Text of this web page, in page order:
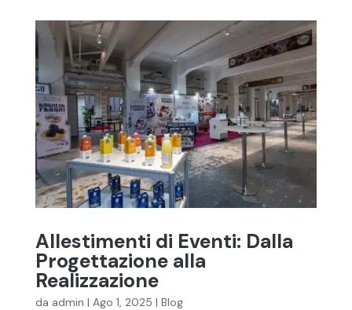
Allestimenti di Eventi: Dalla
Progettazione alla
Realizzazione
da admin | Ago 1, 2025 | Blog